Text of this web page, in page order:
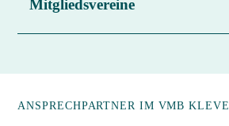
Mitgliedsvereine
ANSPRECHPARTNER IM VMB KLEVE